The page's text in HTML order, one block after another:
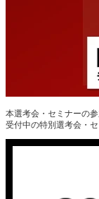
本選考会・セミナーの
受付中の特別選考会・